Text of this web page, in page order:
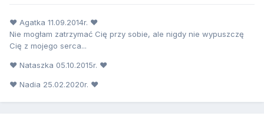
♥ Agatka 11.09.2014r. ♥
Nie mogłam zatrzymać Cię przy sobie, ale nigdy nie wypuszczę
Cię z mojego serca...
♥ Nataszka 05.10.2015r. ♥
♥ Nadia 25.02.2020r. ♥